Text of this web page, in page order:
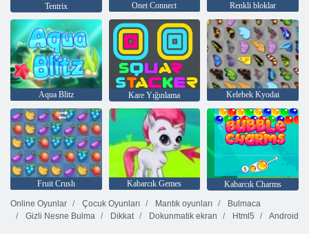
Tentrix Onet Connect Renkli bloklar
Aqua Blitz Kare Yığınlama Kelebek Kyodai
Fruit Crush Kabarcık Gemes
Kabarcık Charms
Online Oyunlar
Çocuk Oyunları Mantık oyunları
Bulmaca
Gizli Nesne Bulma
Dikkat Dokunmatik ekran Html5 Android